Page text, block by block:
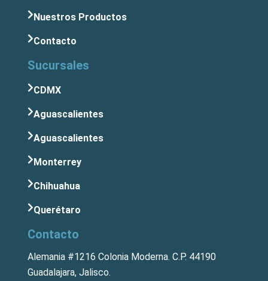
Nuestros Productos
Contacto
Sucursales
CDMX
Aguascalientes
Aguascalientes
Monterrey
Chihuahua
Querétaro
Contacto
Alemania #1216 Colonia Moderna. C.P. 44190
Guadalajara, Jalisco.